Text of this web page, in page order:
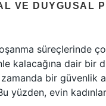
VE DUYGUSAL
süreçlerinde
kalacağına dair bir
bir güvenlik
yüzden, evin